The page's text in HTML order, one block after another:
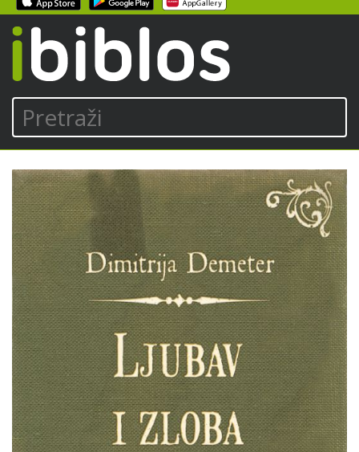
Pretraži
Dimitrija
Demeter
Ljubav
zloba
(operni
libreto)
Pretpregled